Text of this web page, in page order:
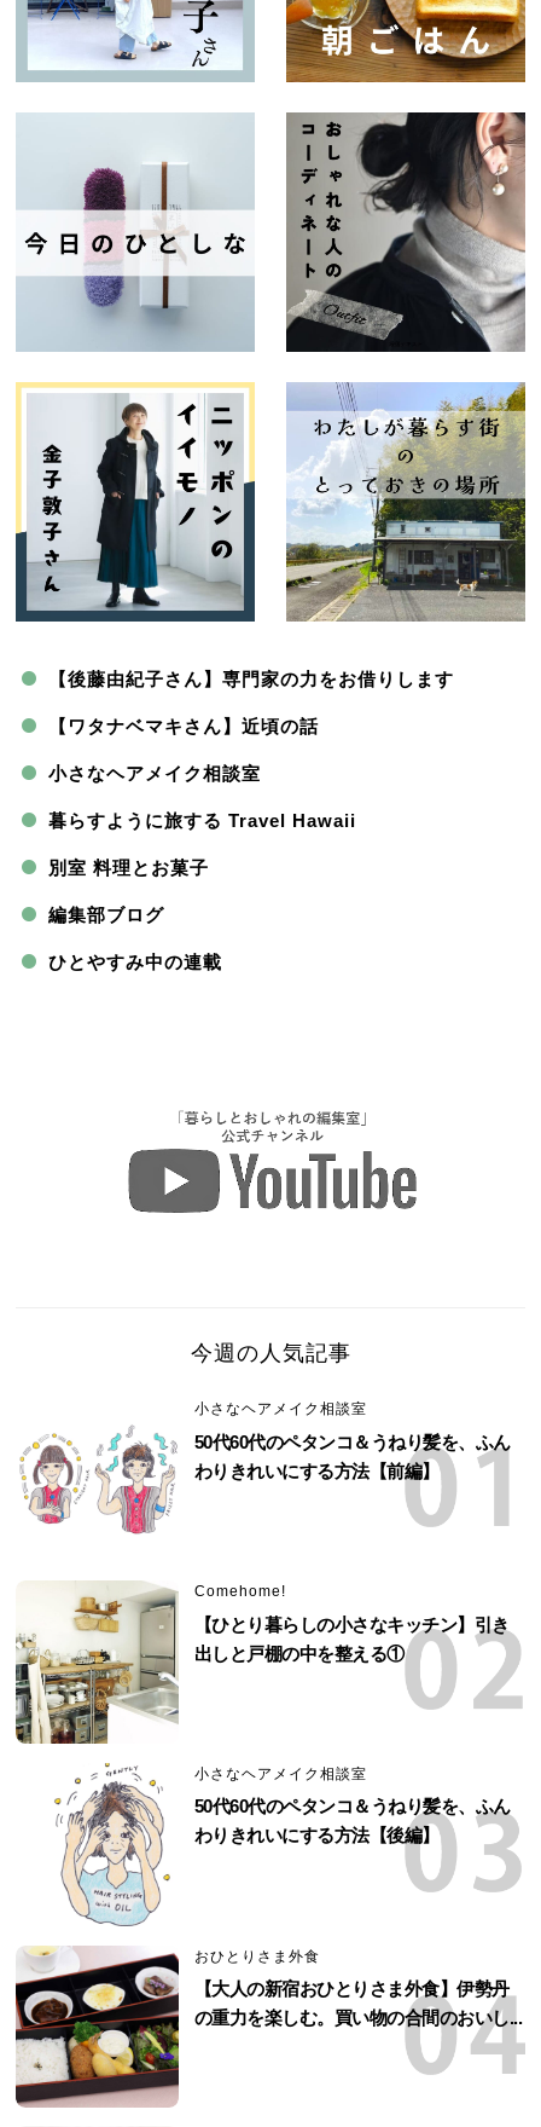
【後藤由紀子さん】専門家の力をお借りします
【ワタナベマキさん】近頃の話
小さなヘアメイク相談室
暮らすように旅する Travel Hawaii
別室 料理とお菓子
編集部ブログ
ひとやすみ中の連載
今週の人気記事
小さなヘアメイク相談室
50代60代のペタンコ＆うねり髪を、ふん
わりきれいにする方法【前編】
Comehome!
【ひとり暮らしの小さなキッチン】引き
出しと戸棚の中を整える①
小さなヘアメイク相談室
50代60代のペタンコ＆うねり髪を、ふん
わりきれいにする方法【後編】
おひとりさま外食
【大人の新宿おひとりさま外食】伊勢丹
の重力を楽しむ。買い物の合間のおいし...